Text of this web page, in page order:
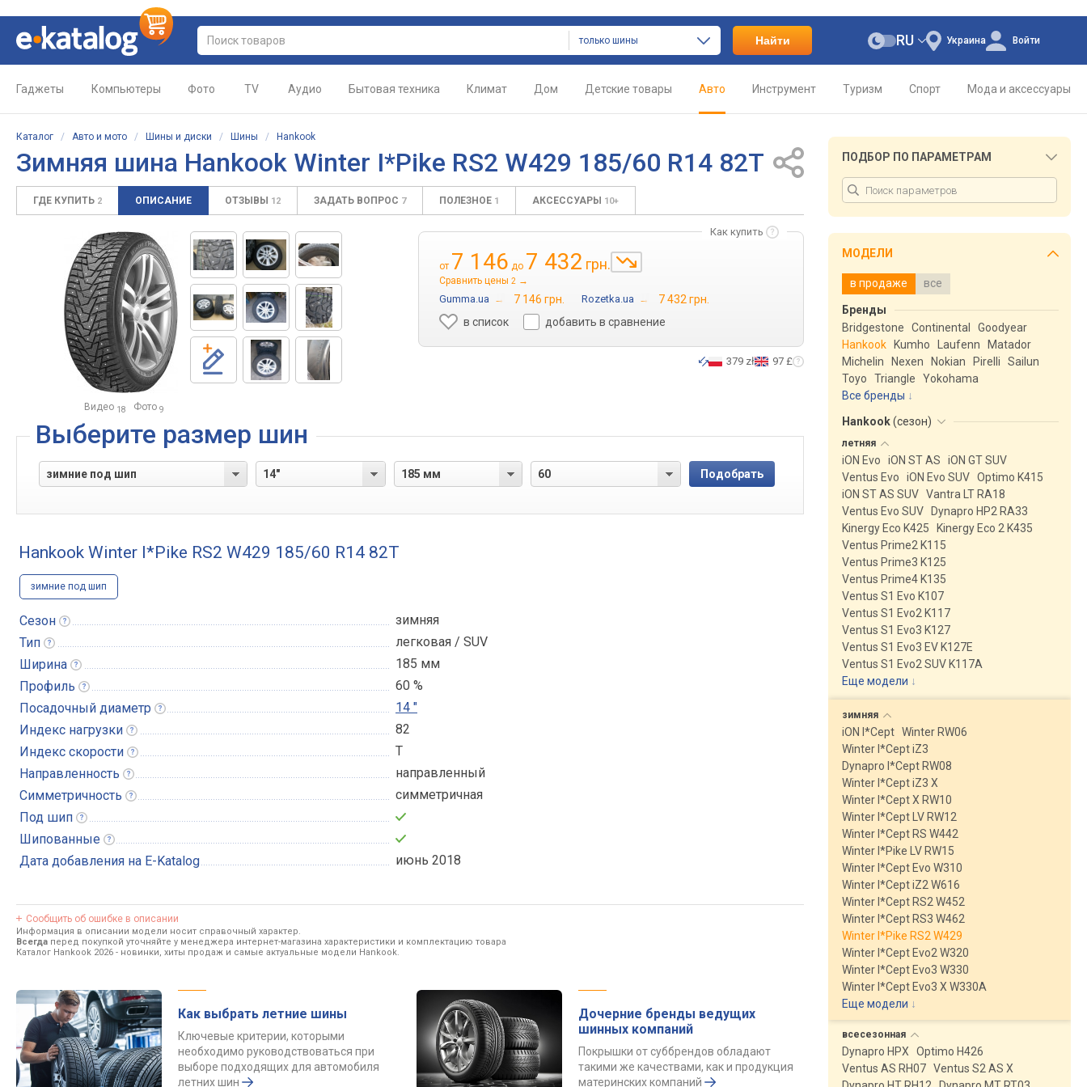
только шины Найти Украина
RU Войти
Гаджеты Компьютеры Фото TV Аудио Бытовая техника Климат Дом Детские товары Авто Инструмент Туризм Спорт Мода и аксессуары
Каталог / Авто и мото / Шины и диски / Шины / Hankook
Зимняя шина Hankook Winter I*Pike RS2 W429 185/60 R14 82T
ГДЕ КУПИТЬ 2 ОПИСАНИЕ ОТЗЫВЫ 12 ЗАДАТЬ ВОПРОС 7 ПОЛЕЗНОЕ 1 АКСЕССУАРЫ 10+
Видео 18 Фото 9
Как купить
от 7 146 до 7 432 грн.
Сравнить цены 2 →
Gumma.ua → 7 146 грн. Rozetka.ua →
7 432 грн.
в список
добавить в сравнение
379 zł 97 £
Выберите размер шин
Hankook Winter I*Pike RS2 W429 185/60 R14 82T
зимние под шип
Сезон
зимняя
Тип
легковая / SUV
Ширина
185 мм
Профиль
60 %
Посадочный диаметр
14 "
Индекс нагрузки
82
Индекс скорости
T
Направленность
направленный
Симметричность
симметричная
Под шип
Шипованные
Дата добавления на E-Katalog
июнь 2018
Сообщить об ошибке в описании
Информация в описании модели носит справочный характер.
Всегда перед покупкой уточняйте у менеджера интернет-магазина характеристики и комплектацию товара
Каталог Hankook 2026 - новинки, хиты продаж и самые актуальные модели Hankook.
Как выбрать летние шины
Ключевые критерии, которыми
необходимо руководствоваться при
выборе подходящих для автомобиля
летних шин
Дочерние бренды ведущих
шинных компаний
Покрышки от суббрендов обладают
такими же качествами, как и продукция
материнских компаний
ПОДБОР ПО ПАРАМЕТРАМ
МОДЕЛИ
в продаже все
Бренды
Bridgestone
Continental
Goodyear
Hankook
Kumho Laufenn
Matador
Michelin
Nexen Nokian Pirelli
Sailun
Toyo
Triangle
Yokohama
Все бренды
Hankook(сезон)
летняя
iON Evo iON ST AS
iON GT SUV
Ventus Evo
iON Evo SUV Optimo K415
iON ST AS SUV Vantra LT RA18
Ventus Evo SUV
Dynapro HP2 RA33
Kinergy Eco K425
Kinergy Eco 2 K435
Ventus Prime2 K115
Ventus Prime3 K125
Ventus Prime4 K135
Ventus S1 Evo K107
Ventus S1 Evo2 K117
Ventus S1 Evo3 K127
Ventus S1 Evo3 EV K127E
Ventus S1 Evo2 SUV K117A
Еще модели ↓
зимняя
iON I*Cept Winter RW06
Winter I*Cept iZ3
Dynapro I*Cept RW08
Winter I*Cept iZ3 X
Winter I*Cept X RW10
Winter I*Cept LV RW12
Winter I*Cept RS W442
Winter I*Pike LV RW15
Winter I*Cept Evo W310
Winter I*Cept iZ2 W616
Winter I*Cept RS2 W452
Winter I*Cept RS3 W462
Winter I*Pike RS2 W429
Winter I*Cept Evo2 W320
Winter I*Cept Evo3 W330
Winter I*Cept Evo3 X W330A
Еще модели ↓
всесезонная
Dynapro HPX
Optimo H426
Ventus AS RH07 Ventus S2 AS X